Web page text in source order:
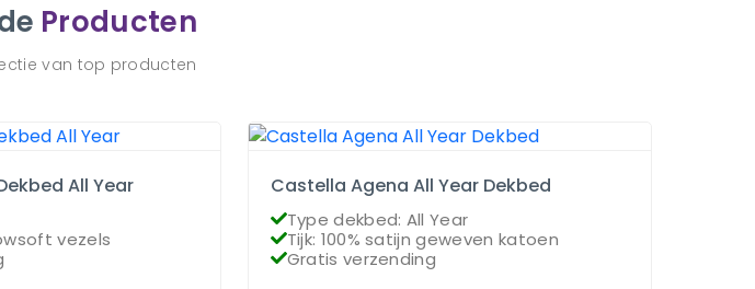
Producten
van top producten
All Year
vezels
Castella Agena All Year Dekbed
Type dekbed: All Year
Tijk: 100% satijn geweven katoen
Gratis verzending